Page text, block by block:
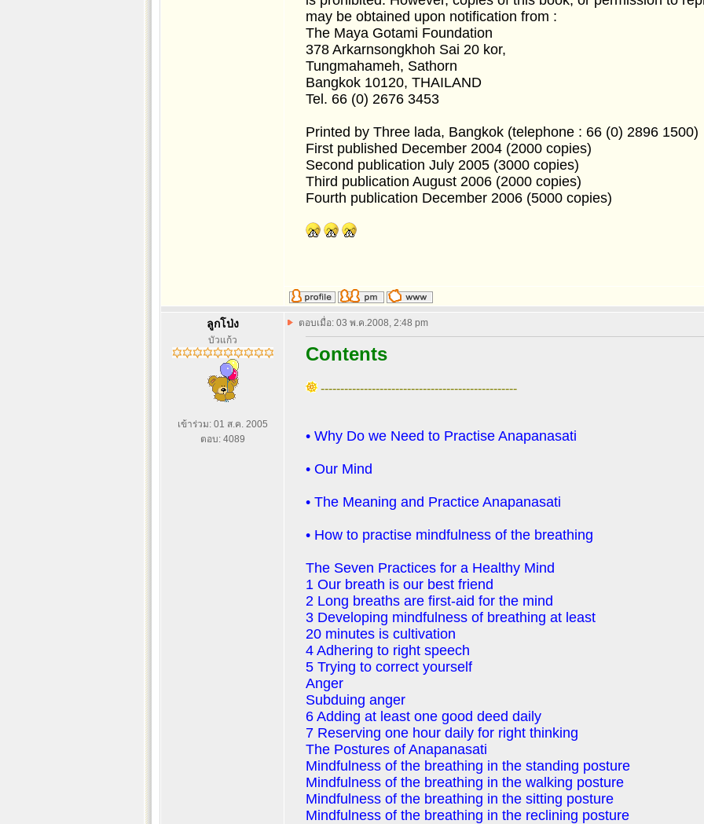
may be obtained upon notification from :
The Maya Gotami Foundation
378 Arkarnsongkhoh Sai 20 kor,
Tungmahameh, Sathorn
Bangkok 10120, THAILAND
Tel. 66 (0) 2676 3453
Printed by Three lada, Bangkok (telephone : 66 (0) 2896 1500)
First published December 2004 (2000 copies)
Second publication July 2005 (3000 copies)
Third publication August 2006 (2000 copies)
Fourth publication December 2006 (5000 copies)
ลูกโป่ง
บัวแก้ว
เข้าร่วม: 01 ส.ค. 2005
ตอบ: 4089
ตอบเมื่อ: 03 พ.ค.2008, 2:48 pm
Contents
--------------------------------------------------
• Why Do we Need to Practise Anapanasati
• Our Mind
• The Meaning and Practice Anapanasati
• How to practise mindfulness of the breathing
The Seven Practices for a Healthy Mind
1 Our breath is our best friend
2 Long breaths are first-aid for the mind
3 Developing mindfulness of breathing at least
20 minutes is cultivation
4 Adhering to right speech
5 Trying to correct yourself
Anger
Subduing anger
6 Adding at least one good deed daily
7 Reserving one hour daily for right thinking
The Postures of Anapanasati
Mindfulness of the breathing in the standing posture
Mindfulness of the breathing in the walking posture
Mindfulness of the breathing in the sitting posture
Mindfulness of the breathing in the reclining posture